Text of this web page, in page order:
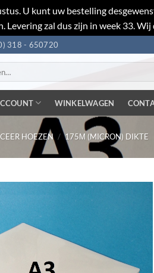
U kunt uw bestelling
zal dus zijn in week 33.
318 - 650720
WINKELWAGEN
HOEZEN / 175Μ (MICRON) DIKTE